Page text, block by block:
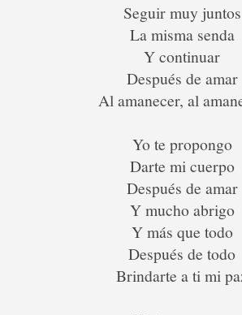
Seguir muy juntos
La misma senda
Y continuar
Después de amar
Al amanecer, al
Yo te propongo
Darte mi cuerpo
Después de amar
Y mucho abrigo
Y más que todo
Después de todo
Brindarte a ti mi